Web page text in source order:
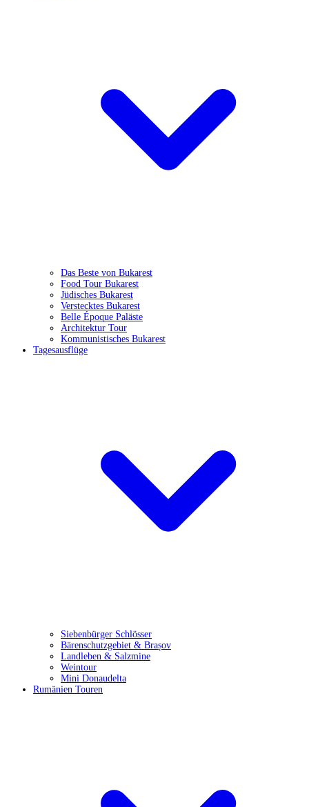
Das Beste von Bukarest
Food Tour Bukarest
Jüdisches Bukarest
Verstecktes Bukarest
Belle Époque Paläste
Architektur Tour
Kommunistisches Bukarest
Tagesausflüge
Siebenbürger Schlösser
Bärenschutzgebiet & Brașov
Landleben & Salzmine
Weintour
Mini Donaudelta
Rumänien Touren